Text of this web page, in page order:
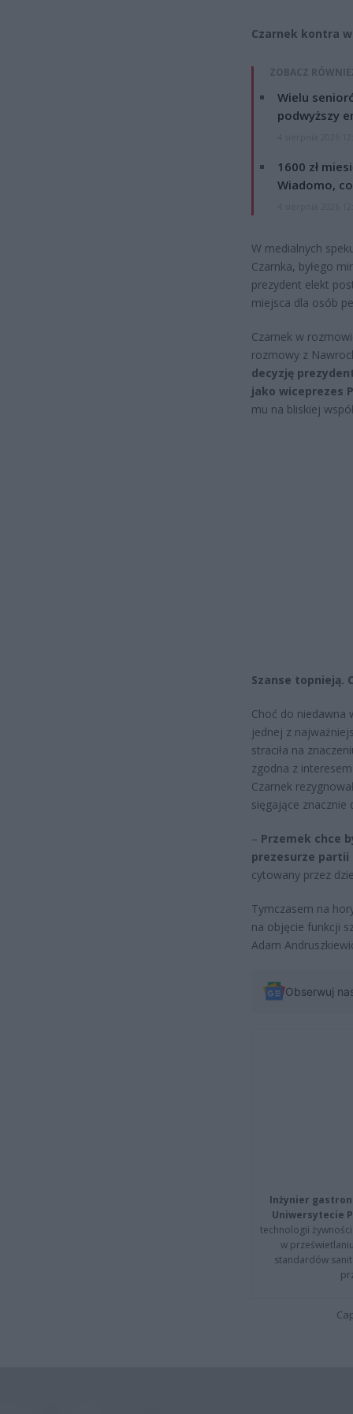
Czarnek kontra
ZOBACZ
Wielu
podwyższy
1600 zł
Wiadomo,
W medialnych
Czarnka, byłego
prezydent elekt
miejsca dla osób
Czarnek w
rozmowy z
decyzję
jako wiceprezes
mu na bliskiej
Szanse topnieją.
Choć do niedawna
jednej z
straciła na
zgodna z
Czarnek
sięgające znacznie
– Przemek chce
prezesurze
cytowany przez
Tymczasem na
na objęcie funkcji
Adam
Obserwuj
Inżynier
Uniwersytecie
technologii
w
standardów